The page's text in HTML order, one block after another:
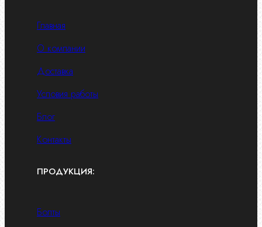
Главная
О компании
Доставка
Условия работы
Блог
Контакты
ПРОДУКЦИЯ:
Болты